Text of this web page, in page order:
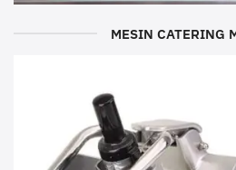
MESIN CATERING